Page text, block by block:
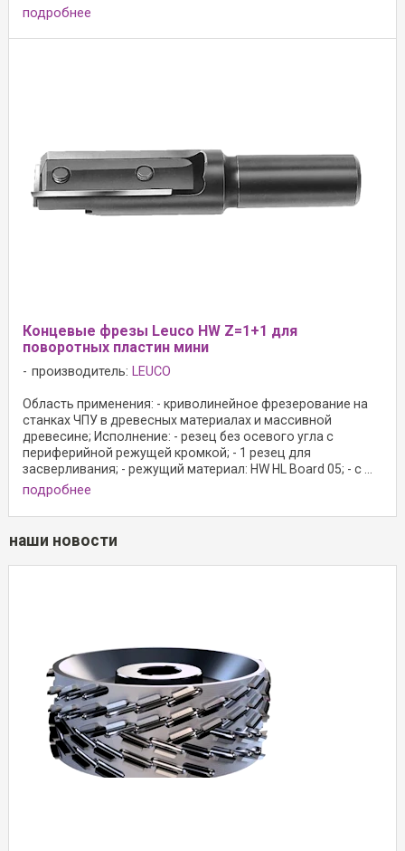
подробнее
Концевые фрезы Leuco HW Z=1+1 для
поворотных пластин мини
производитель: LEUCO
Область применения: - криволинейное фрезерование на
станках ЧПУ в древесных материалах и массивной
древесине; Исполнение: - резец без осевого угла с
периферийной режущей кромкой; - 1 резец для
засверливания; - режущий материал: HW HL Board 05; - с ...
подробнее
наши новости